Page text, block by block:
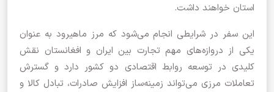
استان خواهند داشت.
این سفر در شرایطی انجام می‌شود که مرز ماهیرود به عنوان
یکی از دروازه‌های مهم تجارت بین ایران و افغانستان نقش
کلیدی در توسعه روابط اقتصادی دو کشور دارد و گسترش
تعاملات مرزی می‌تواند زمینه‌ساز افزایش صادرات، تبادل کالا و